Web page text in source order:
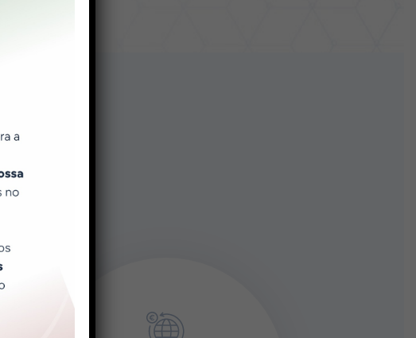
básicos: